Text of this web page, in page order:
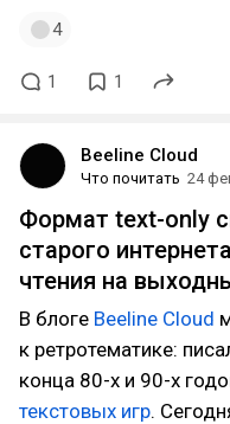
4
1 1
Beeline Cloud
Что почитать 24
Формат text-only
старого
чтения на
В блоге Beeline Cloud
к ретротематике:
конца 80-х и 90-х
текстовых игр.